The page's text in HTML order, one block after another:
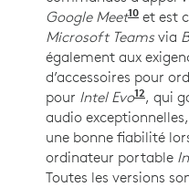
Google Meet10 Pour
et est
Microsoft Teamsvia
également aux
d’accessoires pour
pour Intel Evo12, qui
audio
une bonne fiabilité
ordinateur portable
Toutes les versions